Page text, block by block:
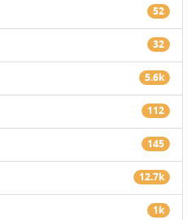
52
32
5.6k
112
145
12.7k
1k